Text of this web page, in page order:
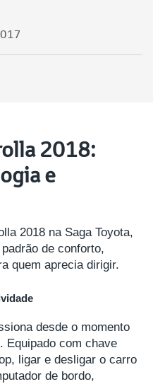
2018:
e
2018 na Saga Toyota,
de conforto,
quem aprecia dirigir.
desde o momento
Equipado com chave
ligar e desligar o carro
de bordo,